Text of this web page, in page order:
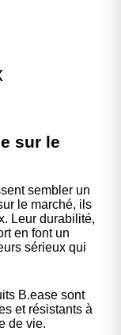
sur le
sembler un
le marché, ils
Leur durabilité,
en font un
sérieux qui
B.ease sont
et résistants à
de vie.